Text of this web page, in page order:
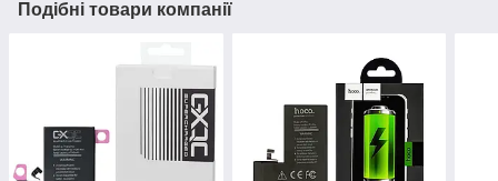
Подібні товари компанії